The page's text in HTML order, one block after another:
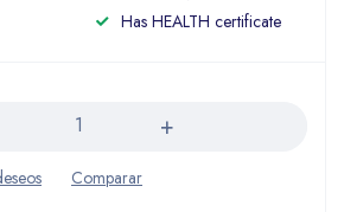
Has HEALTH certificate